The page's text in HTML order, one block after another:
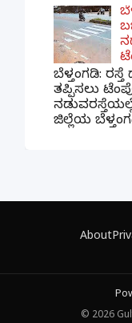
ಬೆಳ್ತಂಗಡಿ:
ತಪ್ಪಿಸಲು
ಜಿಲ್ಲೆಯ
About
© 2026